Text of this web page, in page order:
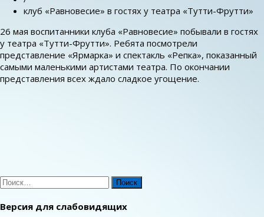
клуб «Равновесие» в гостях у театра «Тутти-Фрутти»
26 мая воспитанники клуба «Равновесие» побывали в гостях
у театра «Тутти-Фрутти». Ребята посмотрели
представление «Ярмарка» и спектакль «Репка», показанный
самыми маленькими артистами театра. По окончании
представления всех ждало сладкое угощение.
Найти:
Версия для слабовидящих